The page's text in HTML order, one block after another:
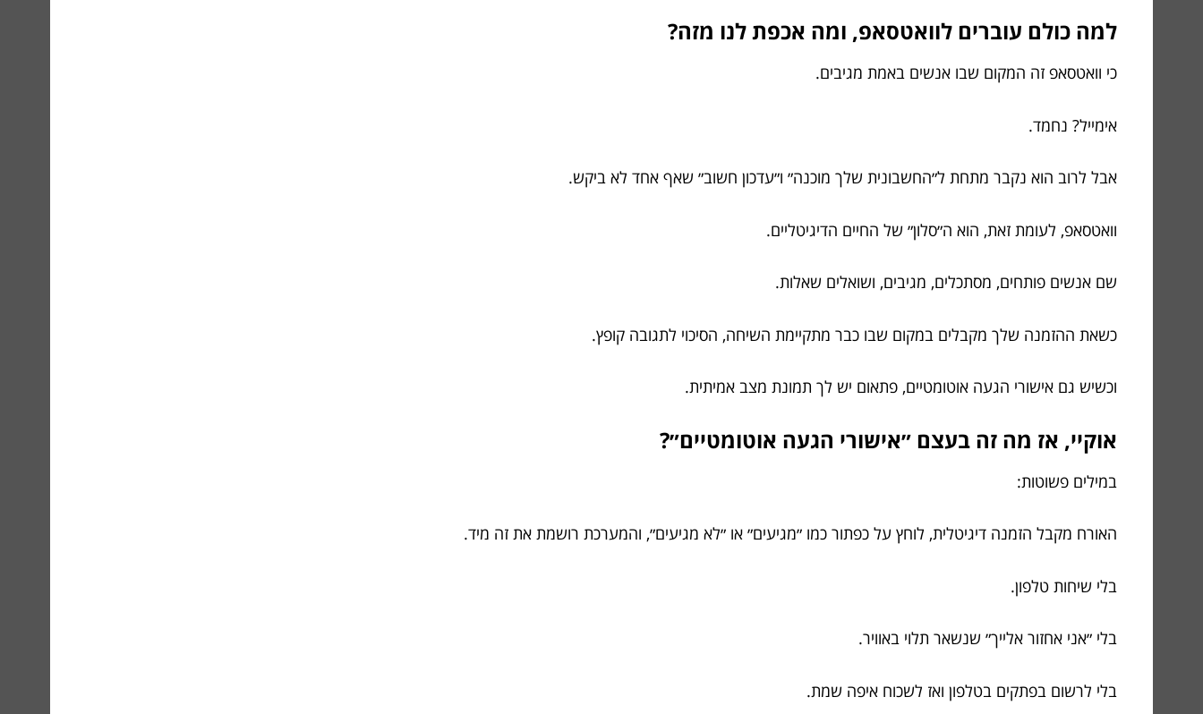
למה כולם עוברים לוואטסאפ, ומה אכפת לנו מזה?
כי וואטסאפ זה המקום שבו אנשים באמת מגיבים.
אימייל? נחמד.
אבל לרוב הוא נקבר מתחת ל״החשבונית שלך מוכנה״ ו״עדכון חשוב״ שאף אחד לא ביקש.
וואטסאפ, לעומת זאת, הוא ה״סלון״ של החיים הדיגיטליים.
שם אנשים פותחים, מסתכלים, מגיבים, ושואלים שאלות.
כשאת ההזמנה שלך מקבלים במקום שבו כבר מתקיימת השיחה, הסיכוי לתגובה קופץ.
וכשיש גם אישורי הגעה אוטומטיים, פתאום יש לך תמונת מצב אמיתית.
אוקיי, אז מה זה בעצם ״אישורי הגעה אוטומטיים״?
במילים פשוטות:
האורח מקבל הזמנה דיגיטלית, לוחץ על כפתור כמו ״מגיעים״ או ״לא מגיעים״, והמערכת רושמת את זה מיד.
בלי שיחות טלפון.
בלי ״אני אחזור אלייך״ שנשאר תלוי באוויר.
בלי לרשום בפתקים בטלפון ואז לשכוח איפה שמת.